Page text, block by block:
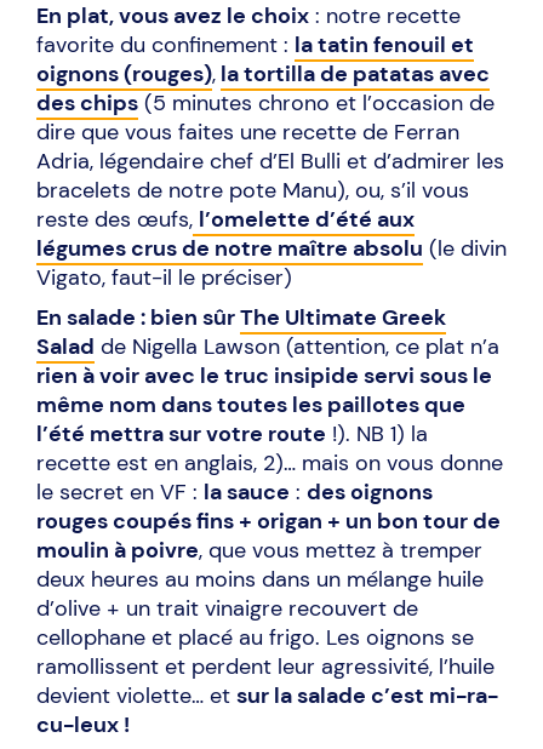
En plat, vous avez le choix : notre recette
favorite du confinement : la tatin fenouil et
oignons (rouges), la tortilla de patatas avec
des chips (5 minutes chrono et l’occasion de
dire que vous faites une recette de Ferran
Adria, légendaire chef d’El Bulli et d’admirer les
bracelets de notre pote Manu), ou, s’il vous
reste des œufs, l’omelette d’été aux
légumes crus de notre maître absolu (le divin
Vigato, faut-il le préciser)
En salade : bien sûrThe Ultimate Greek
Salad de Nigella Lawson (attention, ce plat n’a
rien à voir avec le truc insipide servi sous le
même nom dans toutes les paillotes que
l’été mettra sur votre route !). NB 1) la
recette est en anglais, 2)… mais on vous donne
le secret en VF : la sauce : des oignons
rouges coupés fins + origan + un bon tour de
moulin à poivre, que vous mettez à tremper
deux heures au moins dans un mélange huile
d’olive + un trait vinaigre recouvert de
cellophane et placé au frigo. Les oignons se
ramollissent et perdent leur agressivité, l’huile
devient violette… et sur la salade c’est mi-ra-
cu-leux !